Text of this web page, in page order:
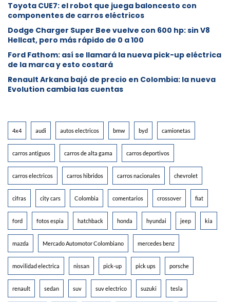
Toyota CUE7: el robot que juega baloncesto con
componentes de carros eléctricos
Dodge Charger Super Bee vuelve con 600 hp: sin V8
Hellcat, pero más rápido de 0 a 100
Ford Fathom: así se llamará la nueva pick-up eléctrica
de la marca y esto costará
Renault Arkana bajó de precio en Colombia: la nueva
Evolution cambia las cuentas
4x4 audi autos electricos bmw byd camionetas
carros antiguos carros de alta gama carros deportivos
carros electricos carros hibridos carros nacionales chevrolet
cifras city cars Colombia comentarios crossover fiat
ford fotos espia hatchback honda hyundai jeep kia
mazda Mercado Automotor Colombiano mercedes benz
movilidad electrica nissan pick-up pick ups porsche
renault sedan suv suv electrico suzuki tesla